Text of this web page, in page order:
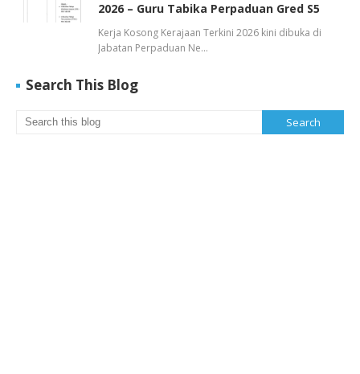
2026 – Guru Tabika Perpaduan Gred S5
Kerja Kosong Kerajaan Terkini 2026 kini dibuka di
Jabatan Perpaduan Ne…
Search This Blog